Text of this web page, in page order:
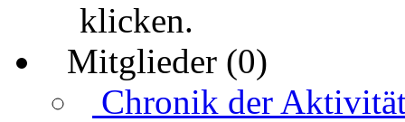
klicken.
Mitglieder (0)
Chronik der